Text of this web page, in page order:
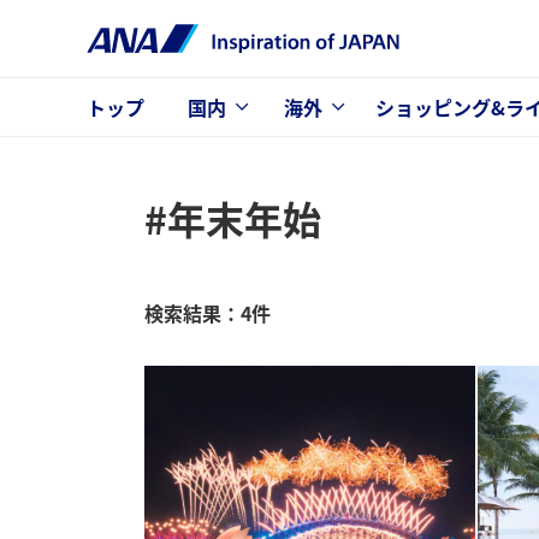
トップ 国内 海外 ショッピング&ラ
#年末年始
検索結果：4件